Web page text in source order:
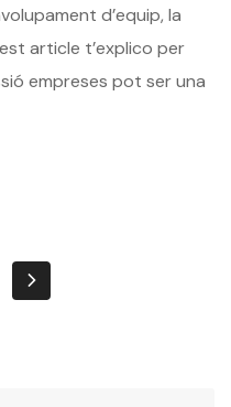
d’equip, la
article t’explico per
empreses pot ser una